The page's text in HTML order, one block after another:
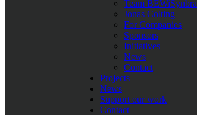
Team BEWiSynbra
Jonas Colting
For Companies
Sponsors
Initiatives
News
Contact
Projects
News
Support our work
Contact
(+46) 733-213 823
SE4650000000057661020394